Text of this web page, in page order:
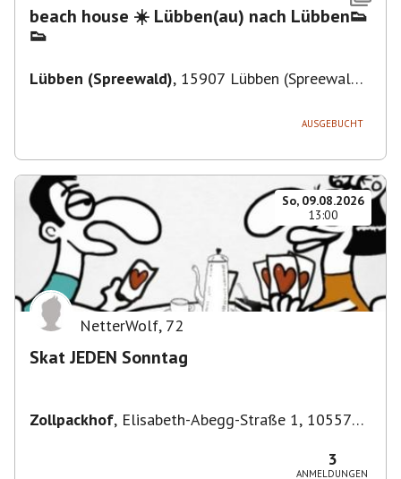
beach house ☀️ Lübben(au) nach Lübben👟
👟
Lübben (Spreewald), 15907 Lübben (Spreewald),
AUSGEBUCHT
So, 09.08.2026
13:00
NetterWolf, 72
Skat JEDEN Sonntag
Zollpackhof, Elisabeth-Abegg-Straße 1, 10557
3
ANMELDUNGEN